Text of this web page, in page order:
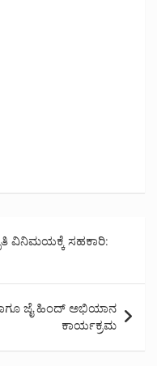
ವಿನಿಮಯಕ್ಕೆ ಸಹಕಾರಿ:
ಜೈ ಹಿಂದ್ ಅಭಿಯಾನ
ಕಾರ್ಯಕ್ರಮ